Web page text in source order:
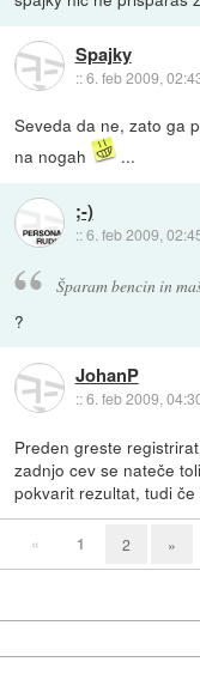
Spajky
::6. feb 2009,
Seveda da ne, zato ga
na nogah
...
;-)
::6. feb 2009,
Šparam bencin in
?
JohanP
::6. feb 2009,
Preden greste
zadnjo cev se nateče
pokvarit rezultat, tudi
« 1 2 »